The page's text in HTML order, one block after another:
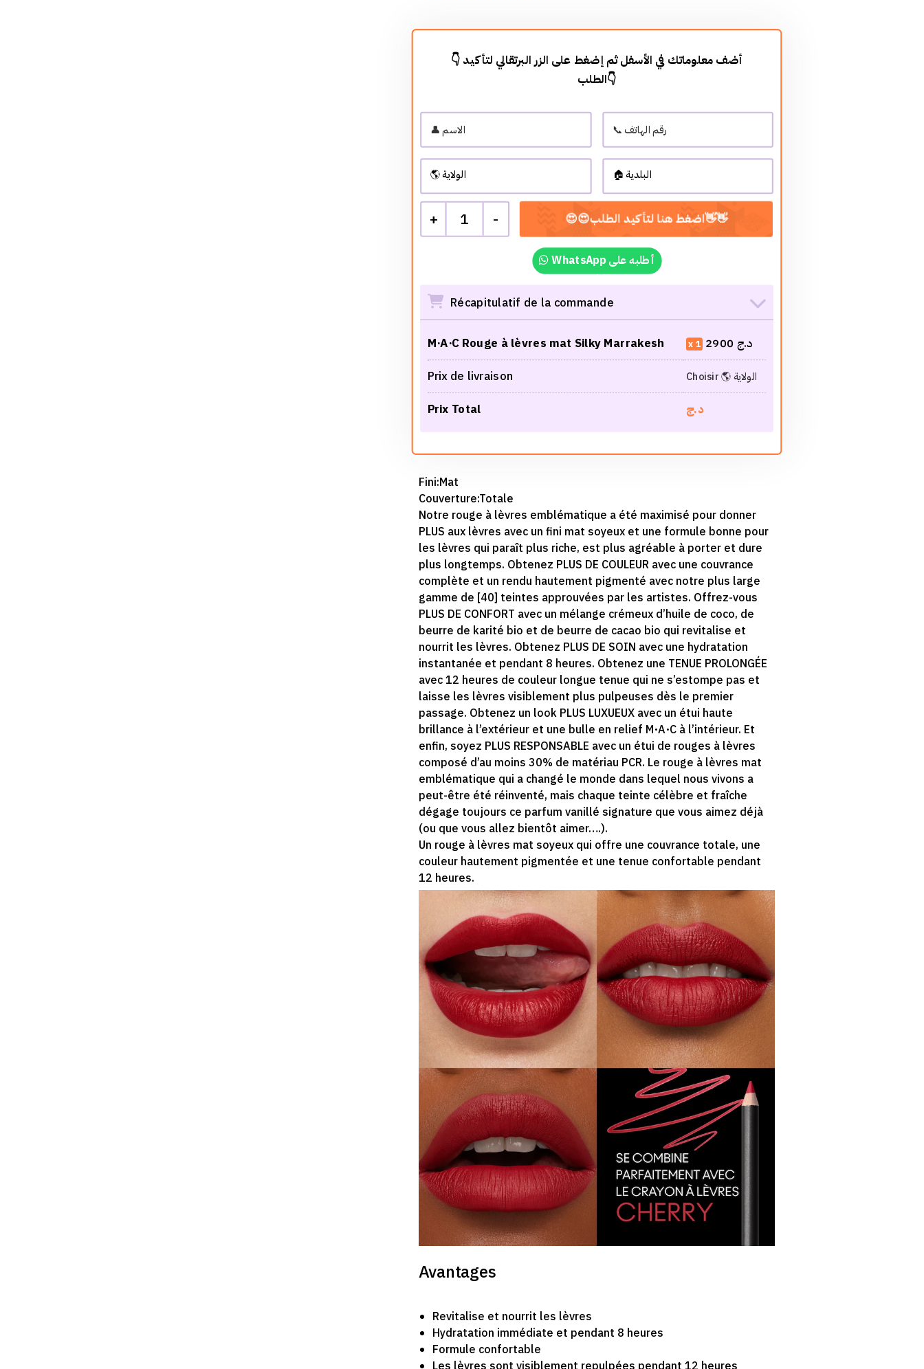
👇 أضف معلوماتك في الأسفل ثم إضغط على الزر البرتقالي لتأكيد
الطلب👇
+ 1 -
WhatsApp أطلبه على
Récapitulatif de la commande
M·A·C Rouge à lèvres mat Silky Marrakesh 1 2900 د.ج
Prix de livraison Choisir 🌎 الولاية
Prix Total د.ج
Fini:Mat
Couverture:Totale
Notre rouge à lèvres emblématique a été maximisé pour donner
PLUS aux lèvres avec un fini mat soyeux et une formule bonne pour
les lèvres qui paraît plus riche, est plus agréable à porter et dure
plus longtemps. Obtenez PLUS DE COULEUR avec une couvrance
complète et un rendu hautement pigmenté avec notre plus large
gamme de [40] teintes approuvées par les artistes. Offrez-vous
PLUS DE CONFORT avec un mélange crémeux d’huile de coco, de
beurre de karité bio et de beurre de cacao bio qui revitalise et
nourrit les lèvres. Obtenez PLUS DE SOIN avec une hydratation
instantanée et pendant 8 heures. Obtenez une TENUE PROLONGÉE
avec 12 heures de couleur longue tenue qui ne s’estompe pas et
laisse les lèvres visiblement plus pulpeuses dès le premier
passage. Obtenez un look PLUS LUXUEUX avec un étui haute
brillance à l’extérieur et une bulle en relief M·A·C à l’intérieur. Et
enfin, soyez PLUS RESPONSABLE avec un étui de rouges à lèvres
composé d’au moins 30% de matériau PCR. Le rouge à lèvres mat
emblématique qui a changé le monde dans lequel nous vivons a
peut-être été réinventé, mais chaque teinte célèbre et fraîche
dégage toujours ce parfum vanillé signature que vous aimez déjà
(ou que vous allez bientôt aimer….).
Un rouge à lèvres mat soyeux qui offre une couvrance totale, une
couleur hautement pigmentée et une tenue confortable pendant
12 heures.
Avantages
Revitalise et nourrit les lèvres
Hydratation immédiate et pendant 8 heures
Formule confortable